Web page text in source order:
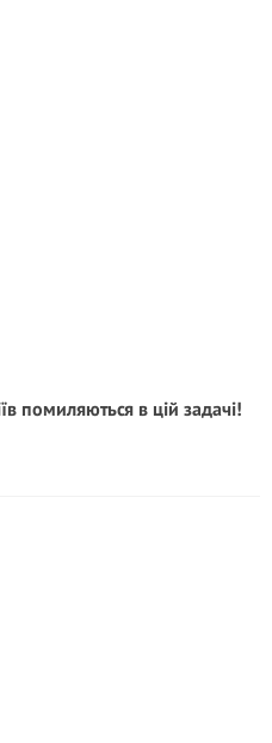
помиляються в цій задачi!